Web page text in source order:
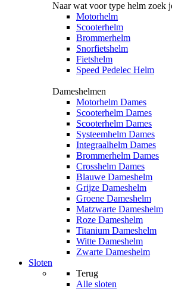
Naar wat voor type helm zoek
Motorhelm
Scooterhelm
Brommerhelm
Snorfietshelm
Fietshelm
Speed Pedelec Helm
Dameshelmen
Motorhelm Dames
Scooterhelm Dames
Scooterhelm Dames
Systeemhelm Dames
Integraalhelm Dames
Brommerhelm Dames
Crosshelm Dames
Blauwe Dameshelm
Grijze Dameshelm
Groene Dameshelm
Matzwarte Dameshelm
Roze Dameshelm
Titanium Dameshelm
Witte Dameshelm
Zwarte Dameshelm
Sloten
Terug
Alle sloten